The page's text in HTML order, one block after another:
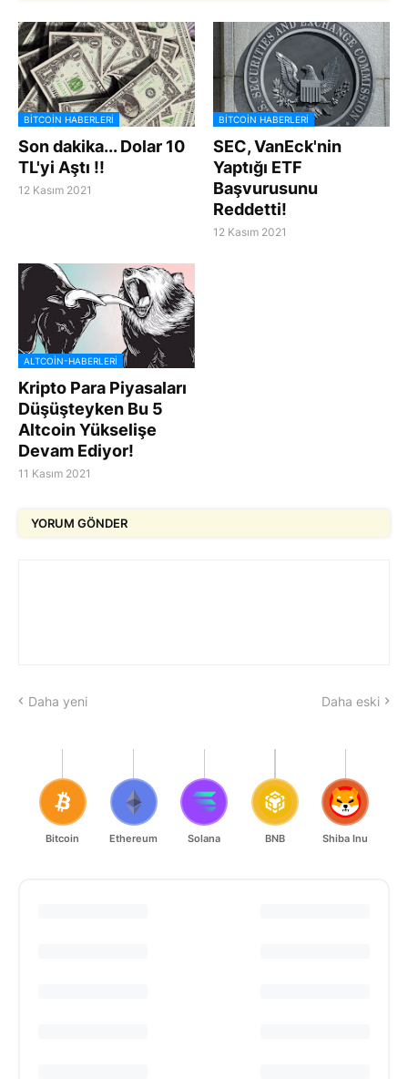
BİTCOİN HABERLERİ
Son dakika... Dolar 10
TL'yi Aştı !!
12 Kasım 2021
BİTCOİN HABERLERİ
SEC, VanEck'nin
Yaptığı ETF
Başvurusunu
Reddetti!
12 Kasım 2021
ALTCOIN-HABERLERI
Kripto Para Piyasaları
Düşüşteyken Bu 5
Altcoin Yükselişe
Devam Ediyor!
11 Kasım 2021
YORUM GÖNDER
Daha yeni Daha eski
Bitcoin Ethereum Solana BNB Shiba Inu